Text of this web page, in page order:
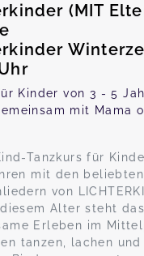
(MIT
Kinder von 3 - 5
mit Mama
Tanzkurs für
mit den beliebten
von
Alter steht das
Erleben im
tanzen, lachen und